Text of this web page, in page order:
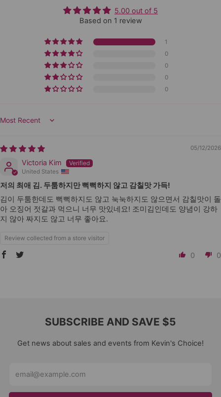
5.00 out of 5
Based on 1 review
1
0
0
0
0
Sort by
05/12/2026
Victoria Kim
United States
저의 최애 김. 두툼하지만 뻑뻑하지 않고 감칠맛 가득!
김이 두툼한데도 뻑뻑하지도 않고 눅눅하지도 않으면서 감칠맛이 돌
아 오징어 젓갈과 먹으니 너무 맛있네요! 조미김인데도 양념이 강하
지 않아 짜지도 않고 너무 좋아요.
Review collected from a store visitor
0 0
SUBSCRIBE AND SAVE $5
Get news about sales and events from Kevin's Choice!